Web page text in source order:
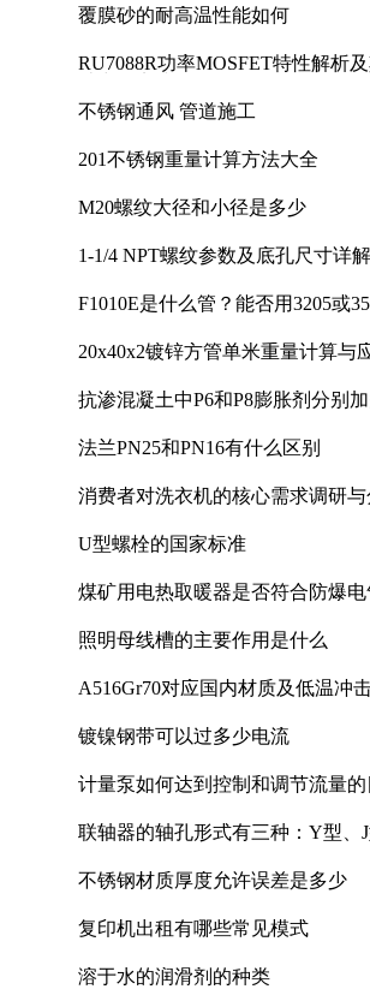
覆膜砂的耐高温性能如何
RU7088R功率MOSFET特性解析
不锈钢通风 管道施工
201不锈钢重量计算方法大全
M20螺纹大径和小径是多少
1-1/4 NPT螺纹参数及底孔尺寸详解
F1010E是什么管？能否用3205或
20x40x2镀锌方管单米重量计算与
抗渗混凝土中P6和P8膨胀剂分别
法兰PN25和PN16有什么区别
消费者对洗衣机的核心需求调研
U型螺栓的国家标准
煤矿用电热取暖器是否符合防爆
照明母线槽的主要作用是什么
A516Gr70对应国内材质及低温冲
镀镍钢带可以过多少电流
计量泵如何达到控制和调节流量的
联轴器的轴孔形式有三种：Y型、
不锈钢材质厚度允许误差是多少
复印机出租有哪些常见模式
溶于水的润滑剂的种类